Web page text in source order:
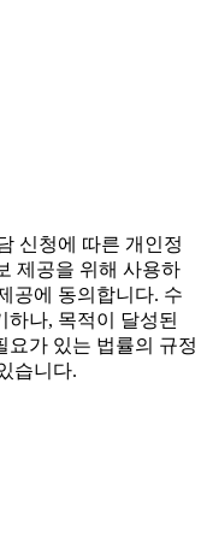
신청에 따른 개인정
제공을 위해 사용하
공에 동의합니다. 수
나, 목적이 달성된
요가 있는 법률의 규정
습니다.